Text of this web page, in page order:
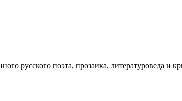
русского поэта, прозаика, литературоведа и